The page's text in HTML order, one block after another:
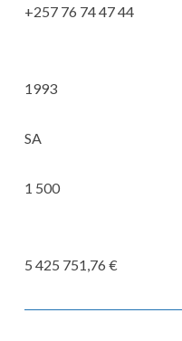
+257 76 74 47 44
1993
SA
1 500
5 425 751,76 €